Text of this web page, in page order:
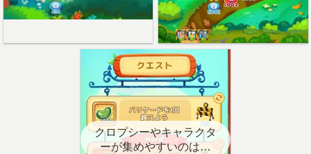
クロプシーやキャラクタ
ーが集めやすいのはど